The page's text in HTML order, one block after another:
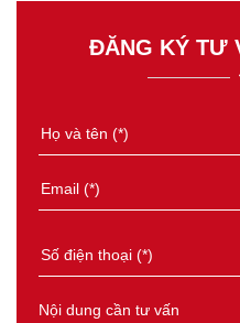
ĐĂNG KÝ TƯ